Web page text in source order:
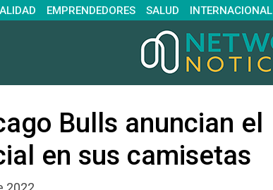
EMPRENDEDORES SALUD INTERNACIONAL
Bulls anuncian el
en sus camisetas